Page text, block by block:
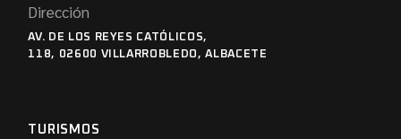
Dirección
AV. DE LOS REYES CATÓLICOS,
118, 02600 VILLARROBLEDO, ALBACETE
TURISMOS